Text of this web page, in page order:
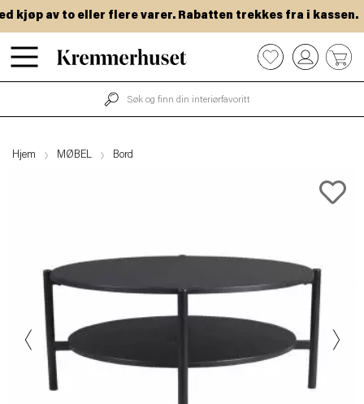
Hopp
til
kjøp av to eller flere varer. Rabatten trekkes fra i kassen.
0
Hjem MØBEL Bord
Previous